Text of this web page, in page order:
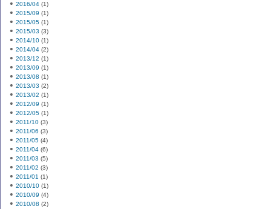
2016/04 (1)
2015/09 (1)
2015/05 (1)
2015/03 (3)
2014/10 (1)
2014/04 (2)
2013/12 (1)
2013/09 (1)
2013/08 (1)
2013/03 (2)
2013/02 (1)
2012/09 (1)
2012/05 (1)
2011/10 (3)
2011/06 (3)
2011/05 (4)
2011/04 (6)
2011/03 (5)
2011/02 (3)
2011/01 (1)
2010/10 (1)
2010/09 (4)
2010/08 (2)